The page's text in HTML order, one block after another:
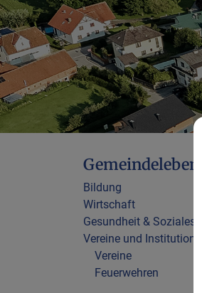
Gemeindeleben
Bildung
Wirtschaft
Gesundheit & Soziales
Vereine und Institutionen
Vereine
Feuerwehren